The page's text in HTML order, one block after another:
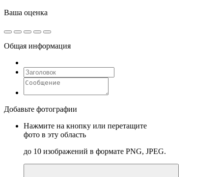
Ваша оценка
Общая информация
Добавьте фотографии
Нажмите на кнопку или перетащите
фото в эту область
до 10 изображений в формате PNG, JPEG.